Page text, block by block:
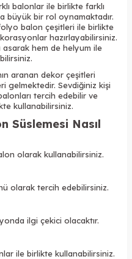
balonlar ile birlikte farklı
büyük bir rol oynamaktadır.
balon çeşitleri ile birlikte
hazırlayabilirsiniz.
hem de helyum ile
aranan dekor çeşitleri
gelmektedir. Sevdiğiniz kişi
tercih edebilir ve
kullanabilirsiniz.
Süslemesi Nasıl
olarak kullanabilirsiniz.
olarak tercih edebilirsiniz.
ilgi çekici olacaktır.
ile birlikte kullanabilirsiniz.